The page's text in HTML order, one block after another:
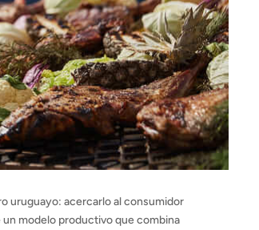
uruguayo: acercarlo al consumidor
modelo productivo que combina